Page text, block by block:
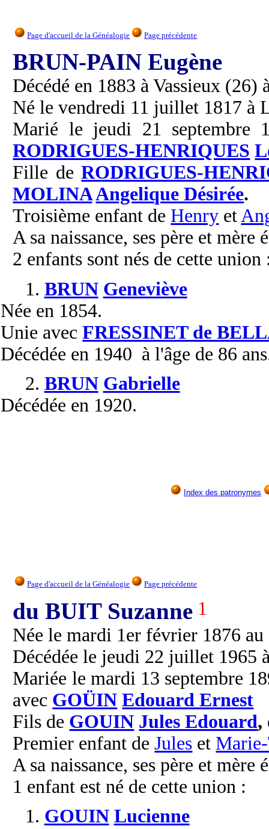
Page d'accueil de la Généalogie Page précédente
BRUN-PAIN Eugène
Décédé en 1883 à Vassieux (26)
Né le vendredi 11 juillet 1817 à
Marié le jeudi 21 septembre
RODRIGUES-HENRIQUES
Fille deRODRIGUES-
MOLINAAngelique Désirée.
Troisième enfant de Henry et
A sa naissance, ses père et mère
2 enfants sont nés de cette union
1. BRUN Geneviève
Née en 1854.
Unie avecFRESSINET de
Décédée en 1940 à l'âge de 86
2. BRUN Gabrielle
Décédée en 1920.
Index des patronymes
Page d'accueil de la Généalogie Page précédente
du BUIT Suzanne 1
Née le mardi 1er février 1876
Décédée le jeudi 22 juillet 1965
Mariée le mardi 13 septembre
avec GOÜIN Edouard Ernest
Fils de GOUIN Jules Edouard,
Premier enfant deJules et
A sa naissance, ses père et mère
1 enfant est né de cette union :
1. GOUIN Lucienne